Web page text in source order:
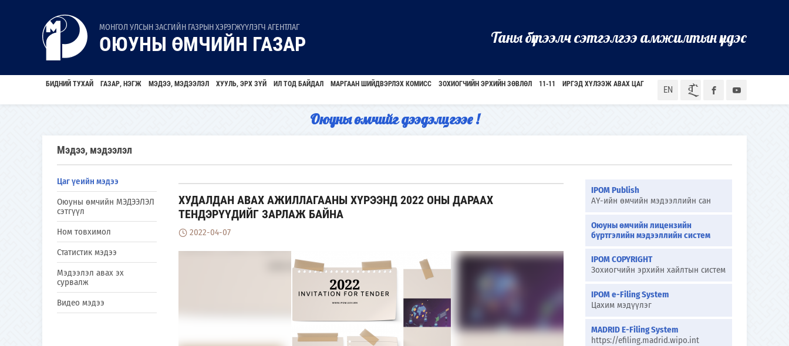
МОНГОЛ УЛСЫН ЗАСГИЙН ГАЗРЫН ХЭРЭГЖҮҮЛЭГЧ АГЕНТЛАГ
ОЮУНЫ ӨМЧИЙН ГАЗАР Таны бүтээлч сэтгэлгээ амжилтын үндэс
EN ᠮᠣᠨ
БИДНИЙ ТУХАЙ ГАЗАР, НЭГЖ МЭДЭЭ, МЭДЭЭЛЭЛ ХУУЛЬ, ЭРХ ЗҮЙ ИЛ ТОД БАЙДАЛ МАРГААН ШИЙДВЭРЛЭХ КОМИСС ЗОХИОГЧИЙН ЭРХИЙН ЗӨВЛӨЛ 11-11 ИРГЭД ХҮЛЭЭЖ АВАХ ЦАГ
Оюуны өмчийг дээдэлцгээе !
Мэдээ, мэдээлэл
Цаг үеийн мэдээ
Оюуны өмчийн МЭДЭЭЛЭЛ
сэтгүүл
Ном товхимол
Статистик мэдээ
Мэдээлэл авах эх
сурвалж
Видео мэдээ
ХУДАЛДАН АВАХ АЖИЛЛАГААНЫ ХҮРЭЭНД 2022 ОНЫ ДАРААХ
ТЕНДЭРҮҮДИЙГ ЗАРЛАЖ БАЙНА
2022-04-07
IPOM Publish
АҮ-ийн өмчийн мэдээллийн сан
Оюуны өмчийн лицензийн
бүртгэлийн мэдээллийн систем
IPOM COPYRIGHT
Зохиогчийн эрхийн хайлтын систем
IPOM e-Filing System
Цахим мэдүүлэг
MADRID E-Filing System
https://efiling.madrid.wipo.int